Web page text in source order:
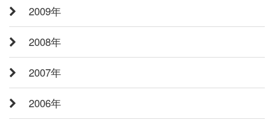
2009年
2008年
2007年
2006年